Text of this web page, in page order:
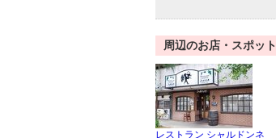
周辺のお店・スポット
レストラン シャルドンネ